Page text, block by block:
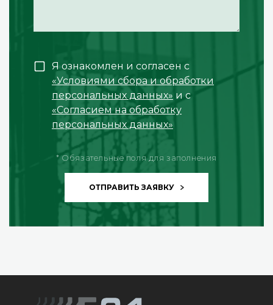
Я ознакомлен и согласен с
«Условиями сбора и обработки
персональных данных» и с
«Согласием на обработку
персональных данных»
* Обязательные поля для заполнения
ОТПРАВИТЬ ЗАЯВКУ